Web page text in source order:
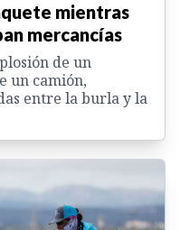
mientras
mercancías
de un
un camión,
entre la burla y la